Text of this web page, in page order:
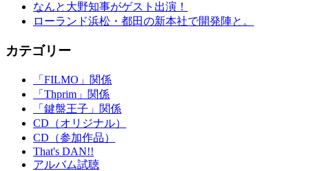
なんと大野知事がゲスト出演！
ローランド浜松・都田の新本社で開発陣と。
カテゴリー
「FILMO」関係
「Thprim」関係
「鍵盤王子」関係
CD（オリジナル）
CD（参加作品）
That's DAN!!
アルバム試聴